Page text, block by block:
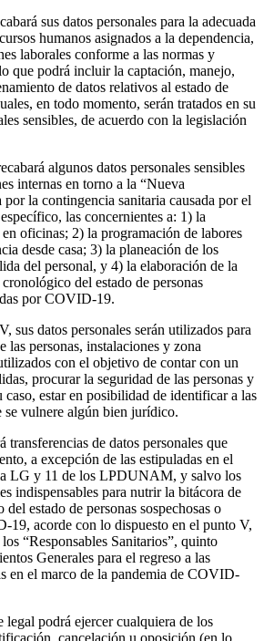
sus datos personales para la adecuada
humanos asignados a la dependencia,
laborales conforme a las normas y
que podrá incluir la captación, manejo,
de datos relativos al estado de
en todo momento, serán tratados en su
sensibles, de acuerdo con la legislación
algunos datos personales sensibles
internas en torno a la “Nueva
la contingencia sanitaria causada por el
las concernientes a: 1) la
oficinas; 2) la programación de labores
desde casa; 3) la planeación de los
del personal, y 4) la elaboración de la
del estado de personas
por COVID-19.
sus datos personales serán utilizados para
las personas, instalaciones y zona
con el objetivo de contar con un
procurar la seguridad de las personas y
caso, estar en posibilidad de identificar a las
se vulnere algún bien jurídico.
de datos personales que
a excepción de las estipuladas en el
LG y 11 de los LPDUNAM, y salvo los
indispensables para nutrir la bitácora de
estado de personas sospechosas o
19, acorde con lo dispuesto en el punto V,
“Responsables Sanitarios”, quinto
Generales para el regreso a las
en el marco de la pandemia de COVID-
legal podrá ejercer cualquiera de los